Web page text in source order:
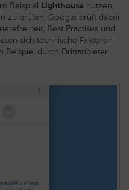
Beispiel Lighthouse nutzen,
zu prüfen. Google prüft dabei
Best Practises und
sich technische Faktoren
Beispiel durch Drittanbieter